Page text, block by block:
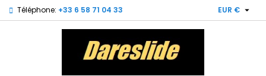
Téléphone: +33 6 58 71 04 33 EUR € 
My wishlists ×
((title)) ×
Connexion ×
Vous devez être connecté pour ajouter des produits